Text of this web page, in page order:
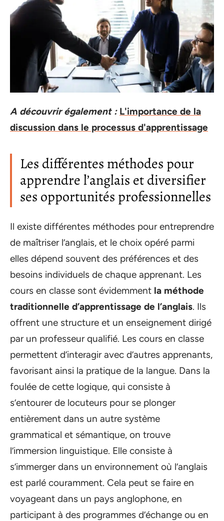
A découvrir également : L'importance de la
discussion dans le processus d'apprentissage
Les différentes méthodes pour
apprendre l’anglais et diversifier
ses opportunités professionnelles
Il existe différentes méthodes pour entreprendre
de maîtriser l’anglais, et le choix opéré parmi
elles dépend souvent des préférences et des
besoins individuels de chaque apprenant. Les
cours en classe sont évidemment la méthode
traditionnelle d’apprentissage de l’anglais. Ils
offrent une structure et un enseignement dirigé
par un professeur qualifié. Les cours en classe
permettent d’interagir avec d’autres apprenants,
favorisant ainsi la pratique de la langue. Dans la
foulée de cette logique, qui consiste à
s’entourer de locuteurs pour se plonger
entièrement dans un autre système
grammatical et sémantique, on trouve
l’immersion linguistique. Elle consiste à
s’immerger dans un environnement où l’anglais
est parlé couramment. Cela peut se faire en
voyageant dans un pays anglophone, en
participant à des programmes d’échange ou en